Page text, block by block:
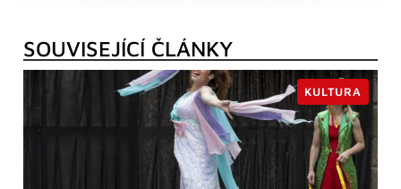
SOUVISEJÍCÍ ČLÁNKY
KULTURA